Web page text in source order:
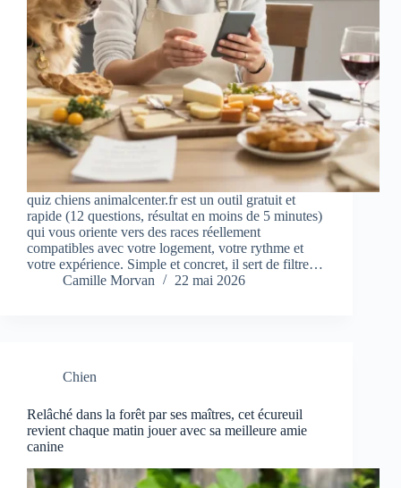
quiz chiens animalcenter.fr est un outil gratuit et
rapide (12 questions, résultat en moins de 5 minutes)
qui vous oriente vers des races réellement
compatibles avec votre logement, votre rythme et
votre expérience. Simple et concret, il sert de filtre…
Camille Morvan
22 mai 2026
Chien
Relâché dans la forêt par ses maîtres, cet écureuil
revient chaque matin jouer avec sa meilleure amie
canine